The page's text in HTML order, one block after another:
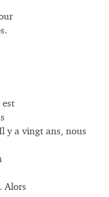
est
y a vingt ans, nous
Alors